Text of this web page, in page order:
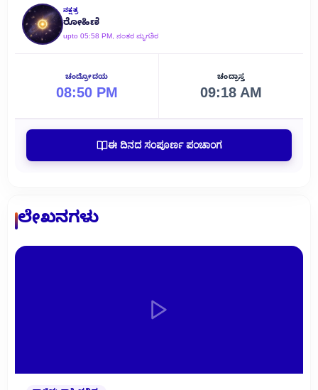
ನಕ್ಷತ್ರ
ರೋಹಿಣಿ
upto 05:58 PM, ನಂತರ ಮೃಗಶಿರ
ಚಂದ್ರೋದಯ
08:50 PM
ಚಂದ್ರಾಸ್ತ
09:18 AM
ಈ ದಿನದ ಸಂಪೂರ್ಣ ಪಂಚಾಂಗ
ಲೇಖನಗಳು